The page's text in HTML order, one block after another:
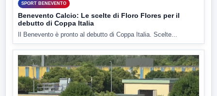
SPORT BENEVENTO
Benevento Calcio: Le scelte di Floro Flores per il
debutto di Coppa Italia
Il Benevento è pronto al debutto di Coppa Italia. Scelte...